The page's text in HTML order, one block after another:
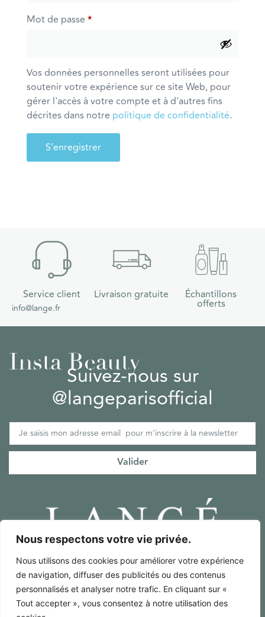
Nous respectons votre vie privée.
Nous utilisons des cookies pour améliorer votre expérience
de navigation, diffuser des publicités ou des contenus
personnalisés et analyser notre trafic. En cliquant sur «
Tout accepter », vous consentez à notre utilisation des
Mot de passe *
Vos données personnelles seront utilisées pour
soutenir votre expérience sur ce site Web, pour
gérer l'accès à votre compte et à d'autres fins
décrites dans notre politique de confidentialité.
S’enregistrer
Service client
info@lange.fr
Livraison gratuite Échantillons
offerts
Insta Beauty
Suivez-nous sur
@langeparisofficial
Valider
Mentions Légales / RGPD
Conditions générales de ventes
Français